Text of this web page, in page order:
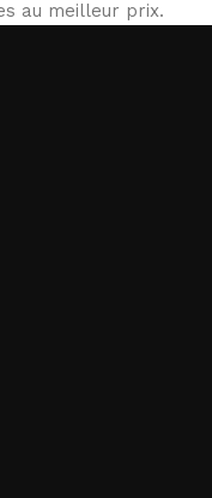
au meilleur prix.